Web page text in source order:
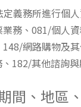
義務所進行個
務、081/個人
網路購物及
182/其他諮詢
間、地區